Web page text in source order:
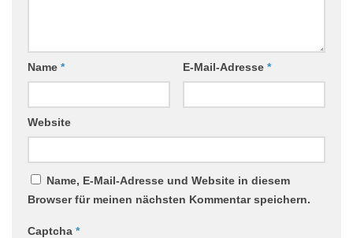
Name * E-Mail-Adresse *
Website
Name, E-Mail-Adresse und Website in diesem
Browser für meinen nächsten Kommentar speichern.
Captcha *